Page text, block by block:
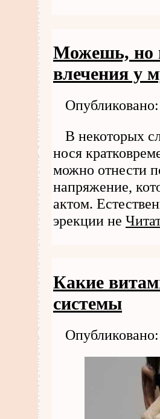
Можешь, но
влечения у
В некоторых
нося
можно отнести
напряжение,
актом.
эрекции не
Какие
системы